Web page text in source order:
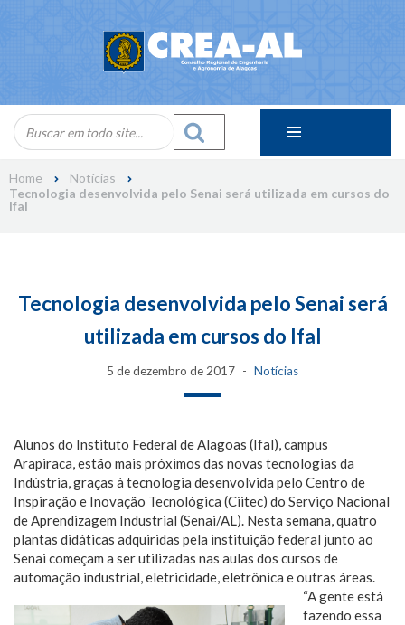
Home
Notícias
Tecnologia desenvolvida pelo Senai será utilizada em cursos do
Ifal
Tecnologia desenvolvida pelo Senai será
utilizada em cursos do Ifal
5 de dezembro de 2017 Notícias
Alunos do Instituto Federal de Alagoas (Ifal), campus
Arapiraca, estão mais próximos das novas tecnologias da
Indústria, graças à tecnologia desenvolvida pelo Centro de
Inspiração e Inovação Tecnológica (Ciitec) do Serviço Nacional
de Aprendizagem Industrial (Senai/AL). Nesta semana, quatro
plantas didáticas adquiridas pela instituição federal junto ao
Senai começam a ser utilizadas nas aulas dos cursos de
automação industrial, eletricidade, eletrônica e outras áreas.
“A gente está
fazendo essa